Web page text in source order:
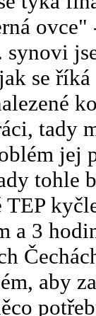
ovce"
synovi
se
tady
jej
tohle
TEP
a 3
aby